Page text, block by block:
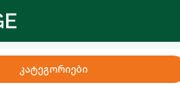
კატეგორიები